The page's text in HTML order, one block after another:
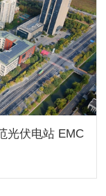
光伏电站 EMC